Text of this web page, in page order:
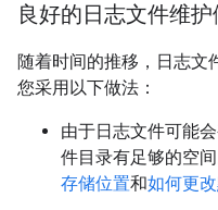
良好的日志文件维
随着时间的推移，日志文
您采用以下做法：
由于日志文件可能
件目录有足够的空
存储位置和如何更